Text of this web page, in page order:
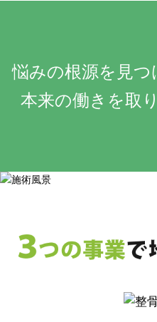
悩みの根源を見つ
本来の働きを取